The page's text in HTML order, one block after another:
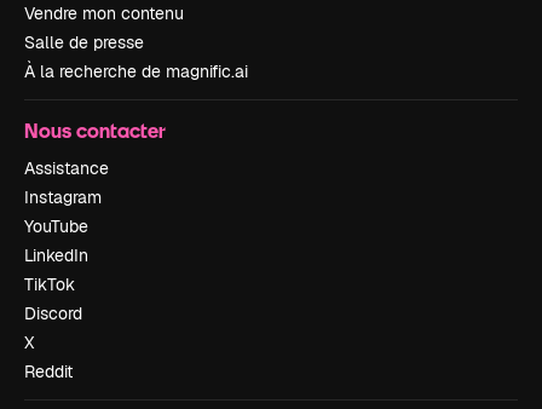
Vendre mon contenu
Salle de presse
À la recherche de magnific.ai
Nous contacter
Assistance
Instagram
YouTube
LinkedIn
TikTok
Discord
X
Reddit